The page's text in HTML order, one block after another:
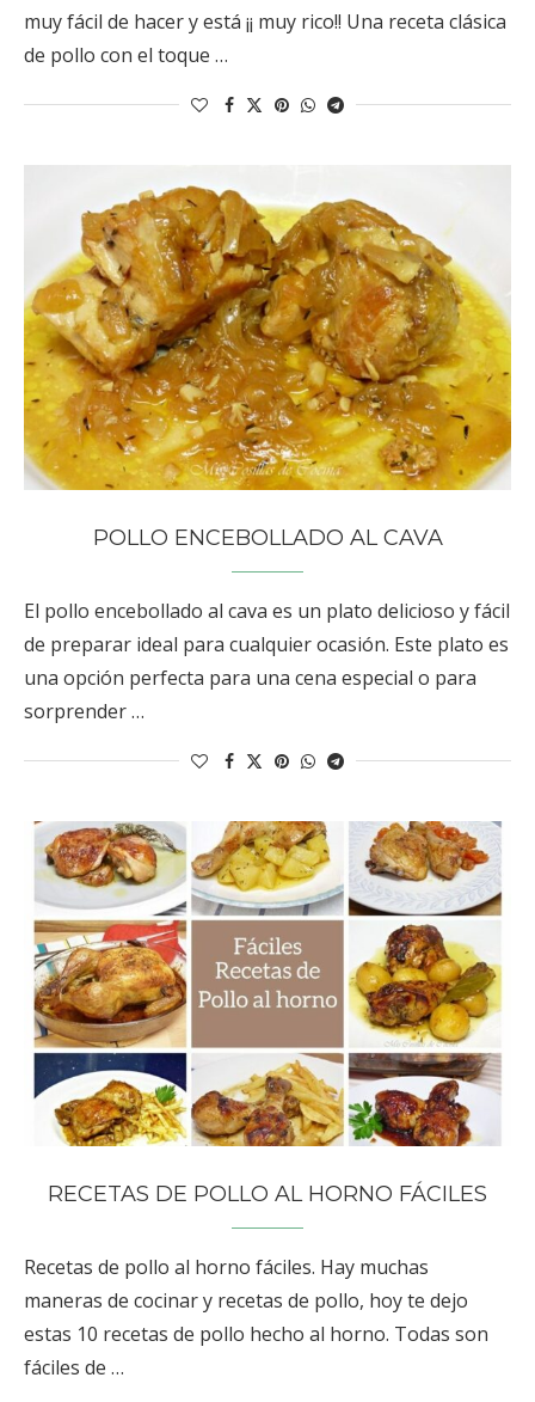
muy fácil de hacer y está ¡¡ muy rico!! Una receta clásica
de pollo con el toque …
POLLO ENCEBOLLADO AL CAVA
El pollo encebollado al cava es un plato delicioso y fácil
de preparar ideal para cualquier ocasión. Este plato es
una opción perfecta para una cena especial o para
sorprender …
RECETAS DE POLLO AL HORNO FÁCILES
Recetas de pollo al horno fáciles. Hay muchas
maneras de cocinar y recetas de pollo, hoy te dejo
estas 10 recetas de pollo hecho al horno. Todas son
fáciles de …